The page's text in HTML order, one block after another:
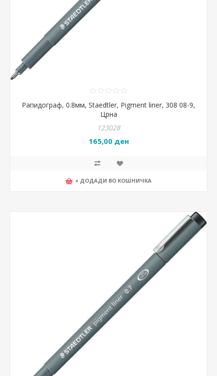
Рапидограф, 0.8мм, Staedtler, Pigment liner, 308 08-9,
Црна
123028
165,00 ден
+ ДОДАДИ ВО КОШНИЧКА